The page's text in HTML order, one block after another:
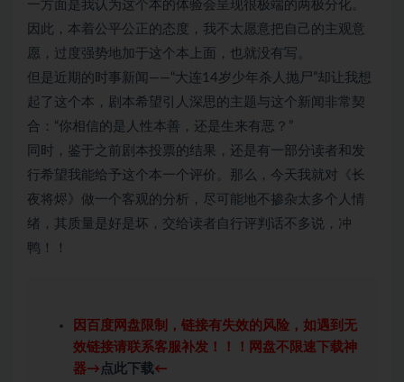
一方面是我认为这个本的体验会呈现很极端的两极分化。
因此，本着公平公正的态度，我不太愿意把自己的主观意
愿，过度强势地加于这个本上面，也就没有写。
但是近期的时事新闻——“大连14岁少年杀人抛尸”却让我想
起了这个本，剧本希望引人深思的主题与这个新闻非常契
合：“你相信的是人性本善，还是生来有恶？”
同时，鉴于之前剧本投票的结果，还是有一部分读者和发
行希望我能给予这个本一个评价。那么，今天我就对《长
夜将烬》做一个客观的分析，尽可能地不掺杂太多个人情
绪，其质量是好是坏，交给读者自行评判话不多说，冲
鸭！！
因百度网盘限制，链接有失效的风险，如遇到无
效链接请联系客服补发！！！网盘不限速下载神
器→ 点此下载←